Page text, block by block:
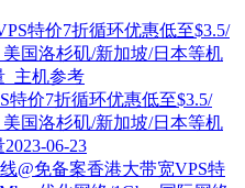
特价7折循环优惠低至$3.5/
国洛杉矶/新加坡/日本等机
2023-06-23